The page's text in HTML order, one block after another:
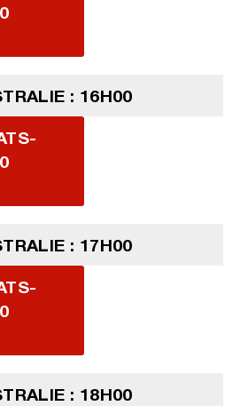
: 16H00
: 17H00
: 18H00